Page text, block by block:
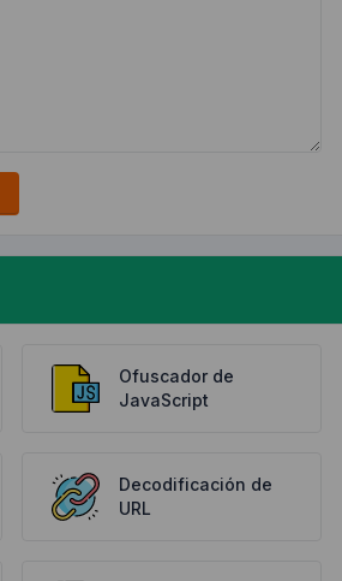
Ofuscador de
JavaScript
Decodificación de
URL